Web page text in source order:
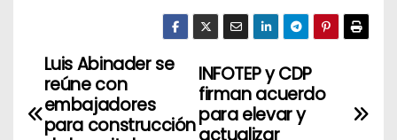
N
a
INFOTEP y CDP
firman acuerdo
para elevar y
Luis Abinader se
reúne con
embajadores
para construcción